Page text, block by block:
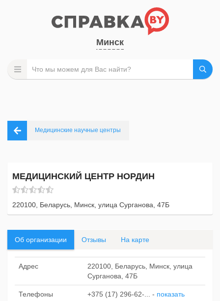
Минск
Медицинские научные центры
МЕДИЦИНСКИЙ ЦЕНТР НОРДИН
220100, Беларусь, Минск, улица Сурганова, 47Б
Об организации Отзывы На карте
Адрес
220100, Беларусь, Минск, улица
Сурганова, 47Б
Телефоны +375 (17) 296-62-... - показать